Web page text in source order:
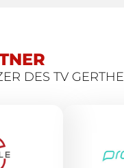
DES TV GERTHE